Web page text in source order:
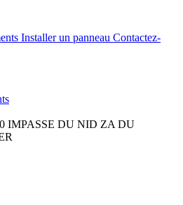
Installer un panneau Contactez-
IMPASSE DU NID ZA DU